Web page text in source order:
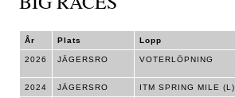
År Plats Lopp
2026 JÄGERSRO VOTERLÖPNING
2024 JÄGERSRO ITM SPRING MILE (L)